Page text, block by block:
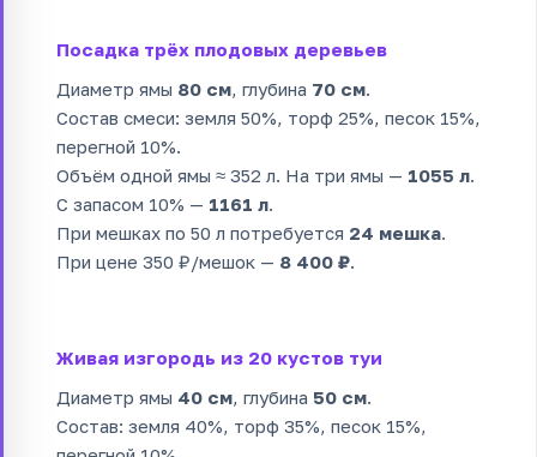
Посадка трёх плодовых деревьев
Диаметр ямы 80 см, глубина 70 см.
Состав смеси: земля 50%, торф 25%, песок 15%,
перегной 10%.
Объём одной ямы ≈ 352 л. На три ямы — 1055 л.
С запасом 10% — 1161 л.
При мешках по 50 л потребуется 24 мешка.
При цене 350 ₽/мешок — 8 400 ₽.
Живая изгородь из 20 кустов туи
Диаметр ямы 40 см, глубина 50 см.
Состав: земля 40%, торф 35%, песок 15%,